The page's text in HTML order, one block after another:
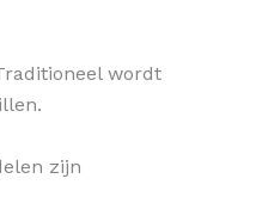
wordt
zijn